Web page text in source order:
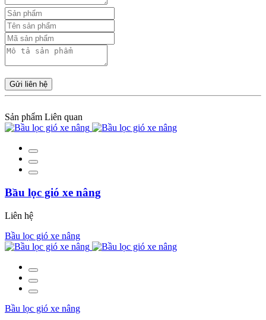
Gửi liên hệ
Sản phẩm Liên quan
Bầu lọc gió xe nâng
Liên hệ
Bầu lọc gió xe nâng
Bầu lọc gió xe nâng